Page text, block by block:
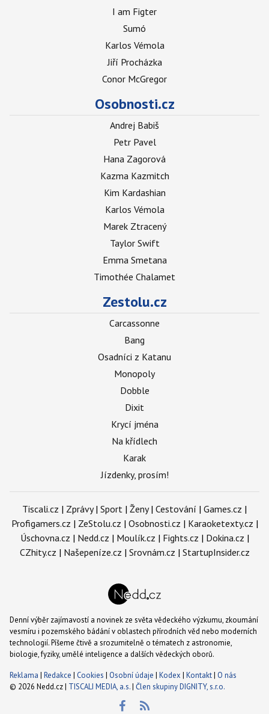
I am Figter
Sumó
Karlos Vémola
Jiří Procházka
Conor McGregor
Osobnosti.cz
Andrej Babiš
Petr Pavel
Hana Zagorová
Kazma Kazmitch
Kim Kardashian
Karlos Vémola
Marek Ztracený
Taylor Swift
Emma Smetana
Timothée Chalamet
Zestolu.cz
Carcassonne
Bang
Osadníci z Katanu
Monopoly
Dobble
Dixit
Krycí jména
Na křídlech
Karak
Jízdenky, prosím!
Tiscali.cz | Zprávy| Sport | Ženy| Cestování | Games.cz |
Profigamers.cz | ZeStolu.cz | Osobnosti.cz | Karaoketexty.cz |
Úschovna.cz | Nedd.cz | Moulík.cz | Fights.cz | Dokina.cz |
CZhity.cz | Našepeníze.cz | Srovnám.cz | StartupInsider.cz
Denní výběr zajímavostí a novinek ze světa vědeckého výzkumu, zkoumání
vesmíru i pozemského bádání v oblastech přírodních věd nebo moderních
technologií. Píšeme čtivě a srozumitelně o tématech z astronomie,
biologie, fyziky, umělé inteligence a dalších vědeckých oborů.
Reklama | Redakce | Cookies | Osobní údaje | Kodex | Kontakt| O nás
© 2026 Nedd.cz | TISCALI MEDIA, a.s.| Člen skupiny DIGNITY, s.r.o.